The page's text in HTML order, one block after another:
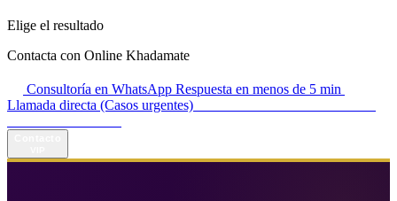
Elige el resultado
Contacta con Online Khadamate
Consultoría en WhatsApp Respuesta en menos de 5 min
Llamada directa (Casos urgentes)